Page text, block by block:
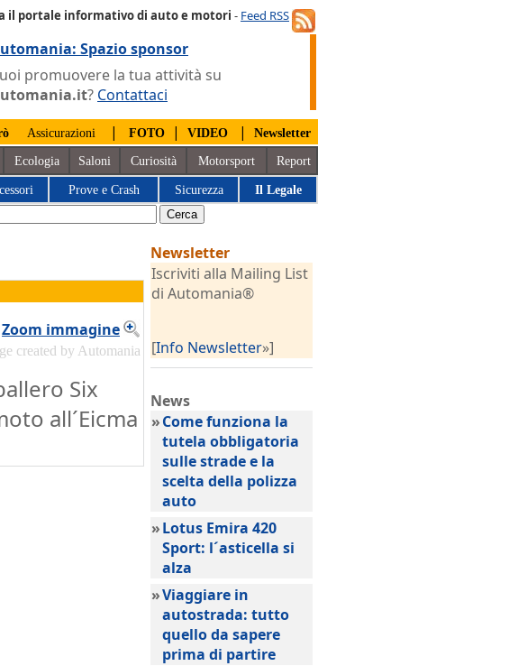
il portale informativo di auto e motori - Feed RSS
Spazio sponsor
promuovere la tua attività su
? Contattaci
Assicurazioni | FOTO | VIDEO | Newsletter
Ecologia Saloni Curiosità Motorsport Report
Prove e Crash Sicurezza Il Legale
Zoom immagine
created by Automania
Six
all´Eicma
Newsletter
Iscriviti alla Mailing List
di Automania®
[Info Newsletter»]
News
»Come funziona la
tutela obbligatoria
sulle strade e la
scelta della polizza
auto
»Lotus Emira 420
Sport: l´asticella si
alza
»Viaggiare in
autostrada: tutto
quello da sapere
prima di partire